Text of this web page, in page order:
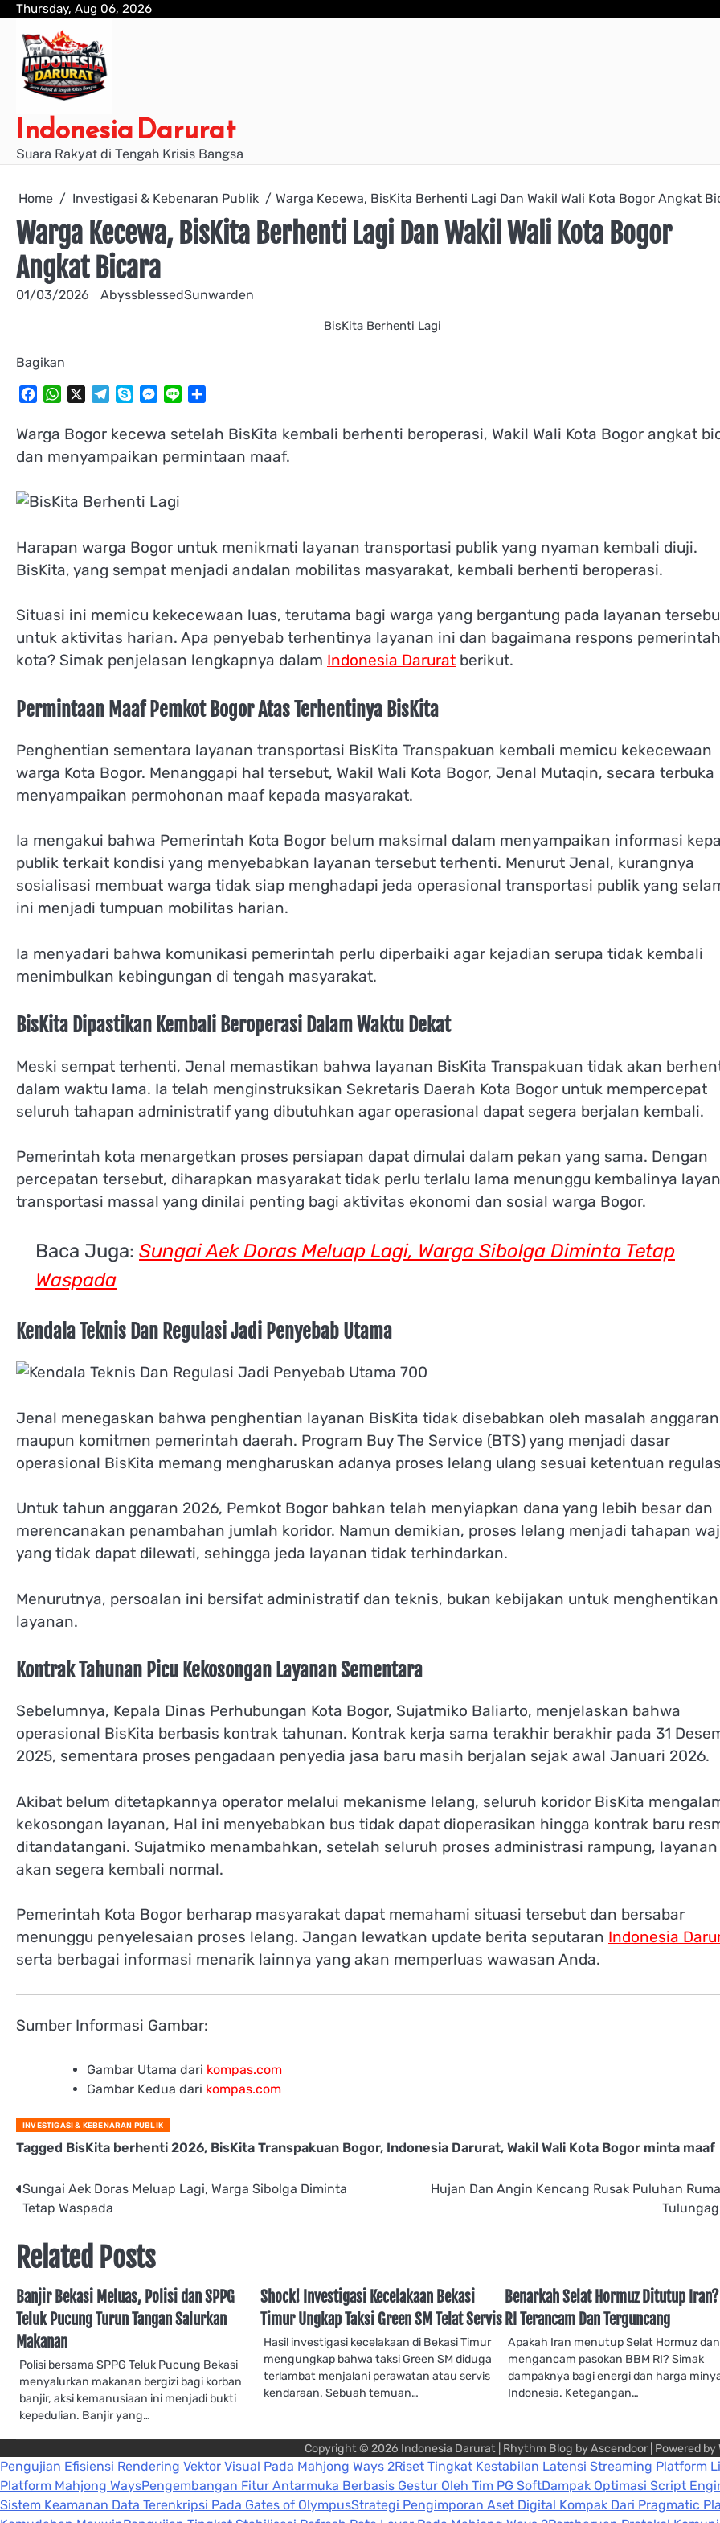
Skip
content
Thursday, Aug 06, 2026
Indonesia Darurat
Suara Rakyat di Tengah Krisis Bangsa
Home Investigasi & Kebenaran Publik Warga Kecewa, BisKita Berhenti Lagi Dan Wakil Wali Kota Bogor Angkat
Warga Kecewa, BisKita Berhenti Lagi Dan Wakil Wali Kota Bogor
Angkat Bicara
01/03/2026 AbyssblessedSunwarden
BisKita Berhenti Lagi
Bagikan
FacebookWhatsAppTelegramSkypeMessenger
Line
Warga Bogor kecewa setelah BisKita kembali berhenti beroperasi, Wakil Wali Kota Bogor angkat
dan menyampaikan permintaan maaf.
Harapan warga Bogor untuk menikmati layanan transportasi publik yang nyaman kembali diuji.
BisKita, yang sempat menjadi andalan mobilitas masyarakat, kembali berhenti beroperasi.
Situasi ini memicu kekecewaan luas, terutama bagi warga yang bergantung pada layanan
untuk aktivitas harian. Apa penyebab terhentinya layanan ini dan bagaimana respons pemerintah
kota? Simak penjelasan lengkapnya dalam Indonesia Darurat berikut.
Permintaan Maaf Pemkot Bogor Atas Terhentinya BisKita
Penghentian sementara layanan transportasi BisKita Transpakuan kembali memicu kekecewaan
warga Kota Bogor. Menanggapi hal tersebut, Wakil Wali Kota Bogor, Jenal Mutaqin, secara terbuka
menyampaikan permohonan maaf kepada masyarakat.
Ia mengakui bahwa Pemerintah Kota Bogor belum maksimal dalam menyampaikan informasi
publik terkait kondisi yang menyebabkan layanan tersebut terhenti. Menurut Jenal, kurangnya
sosialisasi membuat warga tidak siap menghadapi jeda operasional transportasi publik yang
ini menjadi tumpuan mobilitas harian.
Ia menyadari bahwa komunikasi pemerintah perlu diperbaiki agar kejadian serupa tidak kembali
menimbulkan kebingungan di tengah masyarakat.
BisKita Dipastikan Kembali Beroperasi Dalam Waktu Dekat
Meski sempat terhenti, Jenal memastikan bahwa layanan BisKita Transpakuan tidak akan
dalam waktu lama. Ia telah menginstruksikan Sekretaris Daerah Kota Bogor untuk mempercepat
seluruh tahapan administratif yang dibutuhkan agar operasional dapat segera berjalan kembali.
Pemerintah kota menargetkan proses persiapan dapat dimulai dalam pekan yang sama. Dengan
percepatan tersebut, diharapkan masyarakat tidak perlu terlalu lama menunggu kembalinya
transportasi massal yang dinilai penting bagi aktivitas ekonomi dan sosial warga Bogor.
Baca Juga: Sungai Aek Doras Meluap Lagi, Warga Sibolga Diminta Tetap
Waspada
Kendala Teknis Dan Regulasi Jadi Penyebab Utama
Jenal menegaskan bahwa penghentian layanan BisKita tidak disebabkan oleh masalah anggaran
maupun komitmen pemerintah daerah. Program Buy The Service (BTS) yang menjadi dasar
operasional BisKita memang mengharuskan adanya proses lelang ulang sesuai ketentuan
Untuk tahun anggaran 2026, Pemkot Bogor bahkan telah menyiapkan dana yang lebih besar dan
merencanakan penambahan jumlah koridor. Namun demikian, proses lelang menjadi tahapan
yang tidak dapat dilewati, sehingga jeda layanan tidak terhindarkan.
Menurutnya, persoalan ini bersifat administratif dan teknis, bukan kebijakan untuk menghentikan
layanan.
Kontrak Tahunan Picu Kekosongan Layanan Sementara
Sebelumnya, Kepala Dinas Perhubungan Kota Bogor, Sujatmiko Baliarto, menjelaskan bahwa
operasional BisKita berbasis kontrak tahunan. Kontrak kerja sama terakhir berakhir pada 31
2025, sementara proses pengadaan penyedia jasa baru masih berjalan sejak awal Januari 2026.
Akibat belum ditetapkannya operator melalui mekanisme lelang, seluruh koridor BisKita
kekosongan layanan, Hal ini menyebabkan bus tidak dapat dioperasikan hingga kontrak baru
ditandatangani. Sujatmiko menambahkan, setelah seluruh proses administrasi rampung, layanan
akan segera kembali normal.
Pemerintah Kota Bogor berharap masyarakat dapat memahami situasi tersebut dan bersabar
menunggu penyelesaian proses lelang. Jangan lewatkan update berita seputaran Indonesia
serta berbagai informasi menarik lainnya yang akan memperluas wawasan Anda.
Sumber Informasi Gambar:
Gambar Utama dari kompas.com
Gambar Kedua dari kompas.com
INVESTIGASI & KEBENARAN PUBLIK
Tagged BisKita berhenti 2026, BisKita Transpakuan Bogor, Indonesia Darurat, Wakil Wali Kota Bogor minta maaf
Post
navigation
Sungai Aek Doras Meluap Lagi, Warga Sibolga Diminta
Tetap Waspada
Hujan Dan Angin Kencang Rusak Puluhan
Related Posts
Banjir Bekasi Meluas, Polisi dan SPPG
Teluk Pucung Turun Tangan Salurkan
Makanan
Polisi bersama SPPG Teluk Pucung Bekasi
menyalurkan makanan bergizi bagi korban
banjir, aksi kemanusiaan ini menjadi bukti
kepedulian. Banjir yang…
Shock! Investigasi Kecelakaan Bekasi
Timur Ungkap Taksi Green SM Telat Servis
Hasil investigasi kecelakaan di Bekasi Timur
mengungkap bahwa taksi Green SM diduga
terlambat menjalani perawatan atau servis
kendaraan. Sebuah temuan…
Benarkah Selat Hormuz Ditutup
RI Terancam Dan Terguncang
Apakah Iran menutup Selat Hormuz dan
mengancam pasokan BBM RI? Simak
dampaknya bagi energi dan harga
Indonesia. Ketegangan…
Copyright © 2026 Indonesia Darurat| Rhythm Blog byAscendoor| Powered by
Pengujian Efisiensi Rendering Vektor Visual Pada Mahjong Ways 2Riset Tingkat Kestabilan Latensi Streaming Platform
Platform Mahjong WaysPengembangan Fitur Antarmuka Berbasis Gestur Oleh Tim PG SoftDampak Optimasi Script
Sistem Keamanan Data Terenkripsi Pada Gates of OlympusStrategi Pengimporan Aset Digital Kompak Dari Pragmatic